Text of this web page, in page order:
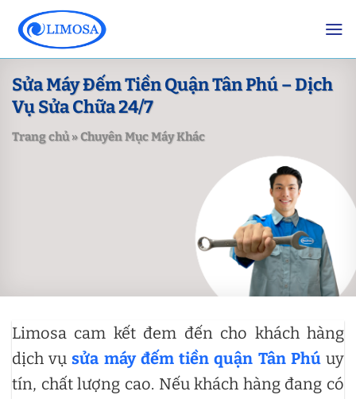
content
Sửa Máy Đếm Tiền Quận Tân Phú – Dịch
Vụ Sửa Chữa 24/7
Trang chủ»Chuyên Mục Máy Khác
Limosa cam kết đem đến cho khách hàng
dịch vụ sửa máy đếm tiền quận Tân Phúuy
tín, chất lượng cao. Nếu khách hàng đang có